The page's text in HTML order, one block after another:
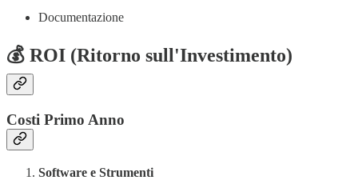
Documentazione
💰 ROI (Ritorno sull'Investimento)
Costi Primo Anno
Software e Strumenti